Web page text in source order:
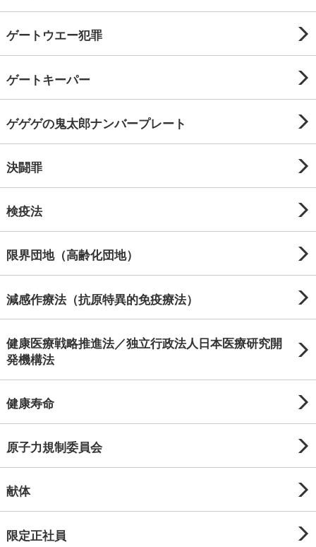
ゲートウエー犯罪
ゲートキーパー
ゲゲゲの鬼太郎ナンバープレート
決闘罪
検疫法
限界団地（高齢化団地）
減感作療法（抗原特異的免疫療法）
健康医療戦略推進法／独立行政法人日本医療研究開
発機構法
健康寿命
原子力規制委員会
献体
限定正社員